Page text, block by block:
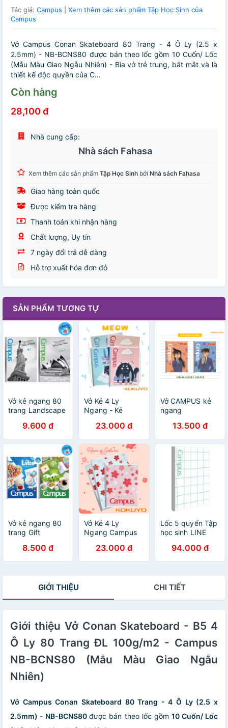
Tác giả: Campus
Xem thêm các sản phẩm Tập Học Sinh của
Campus
Vở Campus Conan Skateboard 80 Trang - 4 Ô Ly (2.5 x
2.5mm) - NB-BCNS80 được bán theo lốc gồm 10 Cuốn/ Lốc
(Mẫu Màu Giao Ngẫu Nhiên) - Bìa vở trẻ trung, bắt mắt và là
thiết kế độc quyền của C...
Còn hàng
28,100 đ
Nhà cung cấp:
Nhà sách Fahasa
Xem thêm các sản phẩm Tập Học Sinh bởi Nhà sách Fahasa
Giao hàng toàn quốc
Được kiểm tra hàng
Thanh toán khi nhận hàng
Chất lượng, Uy tín
7 ngày đổi trả dễ dàng
Hỗ trợ xuất hóa đơn đỏ
SẢN PHẨM TƯƠNG TỰ
Vở kẻ ngang 80
trang Landscape
9.600 đ
Vở Kẻ 4 Ly
Ngang - Kẻ
Meow 120-200
Trang Khổ A5/B5
Campus
23.000 đ
Vở CAMPUS kẻ
ngang
CONAN, Tập kẻ
ngang Conan -
Soleil Home
13.500 đ
Vở kẻ ngang 80
trang Gift
8.500 đ
Vở Kẻ 4 Ly
Ngang Campus
Sakura 200
Trang Khổ A5/B5
23.000 đ
Lốc 5 quyển Tập
học sinh LINE
khổ A5 - Campus
94.000 đ
GIỚI THIỆU CHI TIẾT
Giới thiệu Vở Conan Skateboard - B5 4
Ô Ly 80 Trang ĐL 100g/m2 - Campus
NB-BCNS80 (Mẫu Màu Giao Ngẫu
Nhiên)
Vở Campus Conan Skateboard 80 Trang - 4 Ô Ly (2.5 x
2.5mm) - NB-BCNS80được bán theo lốc gồm 10 Cuốn/ Lốc